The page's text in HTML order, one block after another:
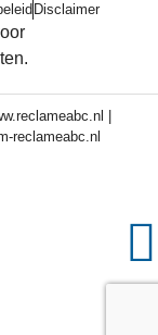
Disclaimer
reclameabc.nl